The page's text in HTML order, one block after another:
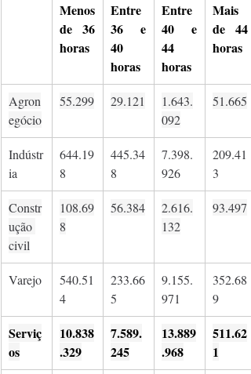
Menos
de 36
horas
Entre
36 e
40
horas
Entre
40 e
44
horas
Mais
de 44
horas
Agron
egócio
55.299 29.121
1.643.
092
51.665
Indústr
ia
644.19
8
445.34
8
7.398.
926
209.41
3
Constr
ução
civil
108.69
8
56.384
2.616.
132
93.497
Varejo
540.51
4
233.66
5
9.155.
971
352.68
9
Serviç
os
10.838
.329
7.589.
245
13.889
.968
511.62
1